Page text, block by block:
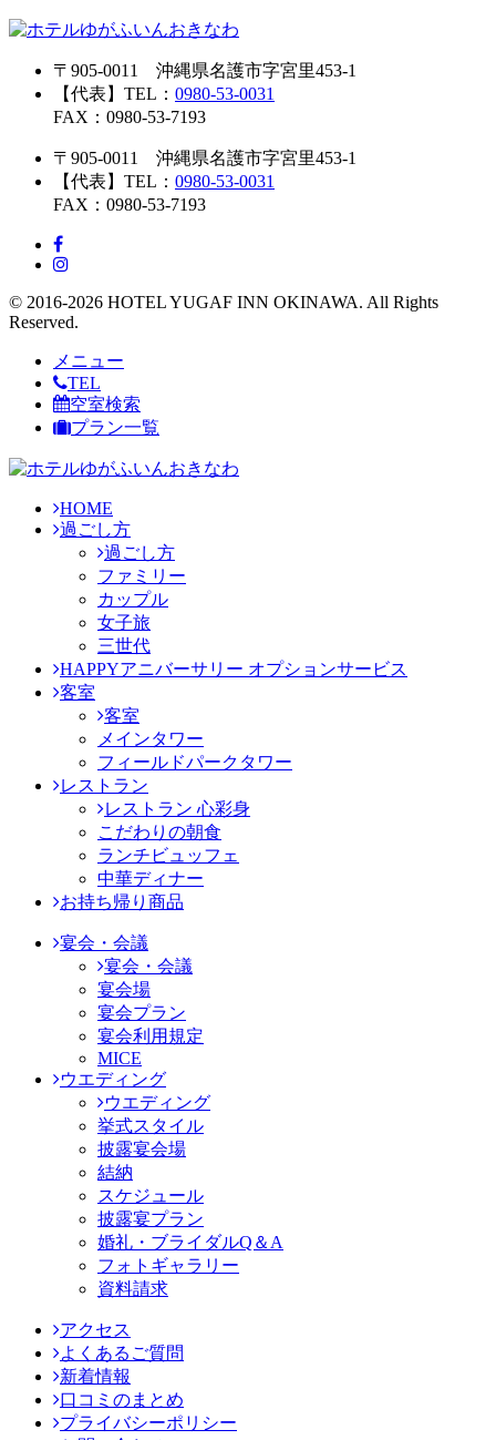
〒905-0011 沖縄県名護市字宮里453-1
【代表】TEL： 0980-53-0031
FAX：0980-53-7193
〒905-0011 沖縄県名護市字宮里453-1
【代表】TEL： 0980-53-0031
FAX：0980-53-7193
© 2016-2026 HOTEL YUGAF INN OKINAWA. All Rights
Reserved.
メニュー
TEL
空室検索
プラン一覧
HOME
過ごし方
過ごし方
ファミリー
カップル
女子旅
三世代
HAPPYアニバーサリー オプションサービス
客室
客室
メインタワー
フィールドパークタワー
レストラン
レストラン 心彩身
こだわりの朝食
ランチビュッフェ
中華ディナー
お持ち帰り商品
宴会・会議
宴会・会議
宴会場
宴会プラン
宴会利用規定
MICE
ウエディング
ウエディング
挙式スタイル
披露宴会場
結納
スケジュール
披露宴プラン
婚礼・ブライダルQ＆A
フォトギャラリー
資料請求
アクセス
よくあるご質問
新着情報
口コミのまとめ
プライバシーポリシー